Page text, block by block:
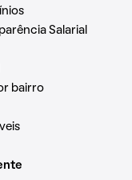
Salarial
bairro